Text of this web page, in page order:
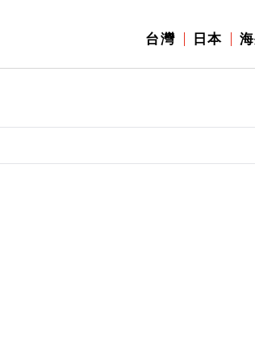
台灣 日本